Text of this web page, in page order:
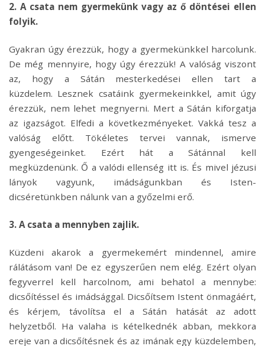
2. A csata nem gyermekünk vagy az ő döntései ellen
folyik.
Gyakran úgy érezzük, hogy a gyermekünkkel harcolunk.
De még mennyire, hogy úgy érezzük! A valóság viszont
az, hogy a Sátán mesterkedései ellen tart a
küzdelem. Lesznek csatáink gyermekeinkkel, amit úgy
érezzük, nem lehet megnyerni. Mert a Sátán kiforgatja
az igazságot. Elfedi a következményeket. Vakká tesz a
valóság előtt. Tökéletes tervei vannak, ismerve
gyengeségeinket. Ezért hát a Sátánnal kell
megküzdenünk. Ő a valódi ellenség itt is. És mivel jézusi
lányok vagyunk, imádságunkban és Isten-
dicséretünkben nálunk van a győzelmi erő.
3. A csata a mennyben zajlik.
Küzdeni akarok a gyermekemért mindennel, amire
rálátásom van! De ez egyszerűen nem elég. Ezért olyan
fegyverrel kell harcolnom, ami behatol a mennybe:
dicsőítéssel és imádsággal. Dicsőítsem Istent önmagáért,
és kérjem, távolítsa el a Sátán hatását az adott
helyzetből. Ha valaha is kételkednék abban, mekkora
ereje van a dicsőítésnek és az imának egy küzdelemben,